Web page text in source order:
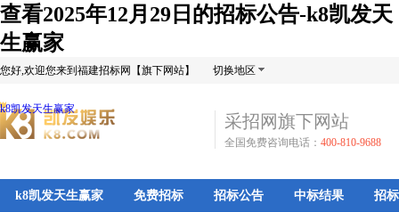
查看2025年12月29日的招标公告-k8凯发天
生赢家
您好,欢迎您来到福建招标网【旗下网站】 切换地区
k8凯发天生赢家
采招网旗下网站
全国免费咨询电话： 400-810-9688
k8凯发天生赢家 免费招标 招标公告 中标结果 招